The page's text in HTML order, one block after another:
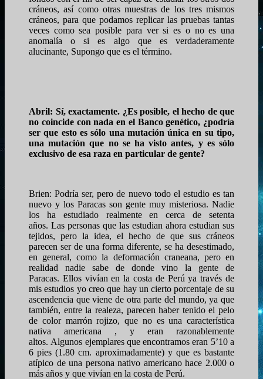
cráneos, así como otras muestras de los tres mismos
cráneos, para que podamos replicar las pruebas tantas
veces como sea posible para ver si es o no es una
anomalía o si es algo que es verdaderamente
alucinante, Supongo que es el término.
Abril: Sí, exactamente. ¿Es posible, el hecho de que
no coincide con nada en el Banco genético, ¿podría
ser que esto es sólo una mutación única en su tipo,
una mutación que no se ha visto antes, y es sólo
exclusivo de esa raza en particular de gente?
Brien: Podría ser, pero de nuevo todo el estudio es tan
nuevo y los Paracas son gente muy misteriosa. Nadie
los ha estudiado realmente en cerca de setenta
años. Las personas que las estudian ahora estudian sus
tejidos, pero la idea, el hecho de que sus cráneos
parecen ser de una forma diferente, se ha desestimado,
en general, como la deformación craneana, pero en
realidad nadie sabe de donde vino la gente de
Paracas. Ellos vivían en la costa de Perú ya través de
mis estudios yo creo que hay un cierto porcentaje de su
ascendencia que viene de otra parte del mundo, ya que
también, entre la realeza, parecen haber tenido el pelo
de color marrón rojizo, que no es una característica
nativa americana , y eran razonablemente
altos. Algunos ejemplares que encontramos eran 5’10 a
6 pies (1.80 cm. aproximadamente) y que es bastante
atípico de una persona nativo americano hace 2.000 o
más años y que vivían en la costa de Perú.